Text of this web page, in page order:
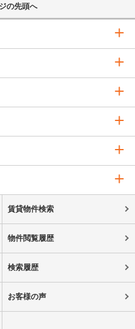
の先頭へ
賃貸物件検索
物件閲覧履歴
検索履歴
お客様の声